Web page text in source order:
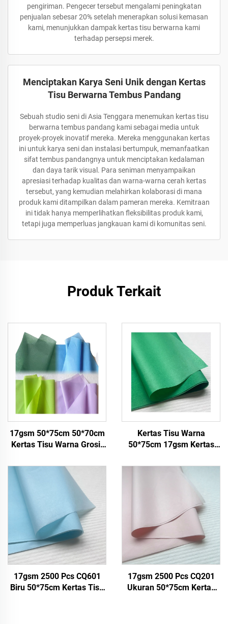
pengiriman. Pengecer tersebut mengalami peningkatan
penjualan sebesar 20% setelah menerapkan solusi kemasan
kami, menunjukkan dampak kertas tisu berwarna kami
terhadap persepsi merek.
Menciptakan Karya Seni Unik dengan Kertas
Tisu Berwarna Tembus Pandang
Sebuah studio seni di Asia Tenggara menemukan kertas tisu
berwarna tembus pandang kami sebagai media untuk
proyek-proyek inovatif mereka. Mereka menggunakan kertas
ini untuk karya seni dan instalasi bertumpuk, memanfaatkan
sifat tembus pandangnya untuk menciptakan kedalaman
dan daya tarik visual. Para seniman menyampaikan
apresiasi terhadap kualitas dan warna-warna cerah kertas
tersebut, yang kemudian melahirkan kolaborasi di mana
produk kami ditampilkan dalam pameran mereka. Kemitraan
ini tidak hanya memperlihatkan fleksibilitas produk kami,
tetapi juga memperluas jangkauan kami di komunitas seni.
Produk Terkait
17gsm 50*75cm 50*70cm
Kertas Tisu Warna Grosir
Kemasan
Kertas Tisu Warna
50*75cm 17gsm Kertas
Pengemasan Makanan
17gsm 2500 Pcs CQ601
Biru 50*75cm Kertas Tisu
17gsm 2500 Pcs CQ201
Ukuran 50*75cm Kertas